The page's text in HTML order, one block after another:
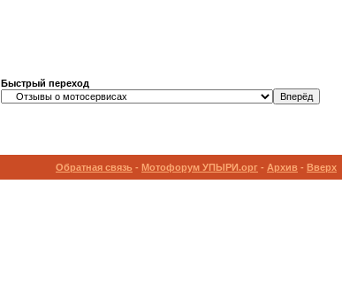
Быстрый переход
Обратная связь - Мотофорум УПЫРИ.орг - Архив - Вверх